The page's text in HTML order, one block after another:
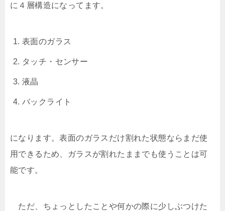
に４層構造になってます。
表面のガラス
タッチ・センサー
液晶
バックライト
になります。表面のガラスだけ割れた状態ならまだ使
用できるため、ガラスが割れたままでも使うことは可
能です。
ただ、ちょっとしたことや何かの際に少しぶつけた